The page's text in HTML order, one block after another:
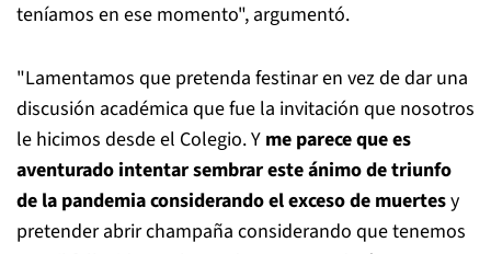
teníamos en ese momento", argumentó.
"Lamentamos que pretenda festinar en vez de dar una
discusión académica que fue la invitación que nosotros
le hicimos desde el Colegio. Y me parece que es
aventurado intentar sembrar este ánimo de triunfo
de la pandemia considerando el exceso de muertesy
pretender abrir champaña considerando que tenemos